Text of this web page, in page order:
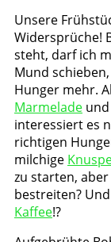
Unsere
Widersprüche!
steht, darf ich
Mund
Hunger mehr.
Marmelade und
interessiert es
richtigen
milchige
zu starten,
bestreiten?
Kaffee!?